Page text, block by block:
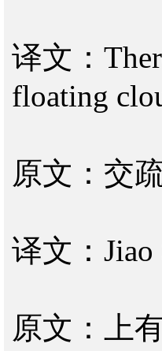
译文：
floating
原文：交
译文：Jiao
原文：上